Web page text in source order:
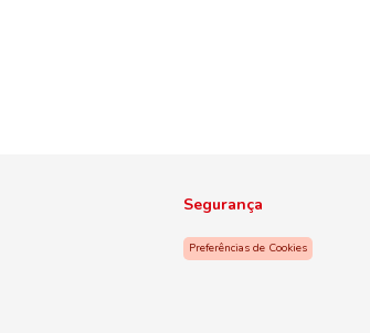
Segurança
Preferências de Cookies